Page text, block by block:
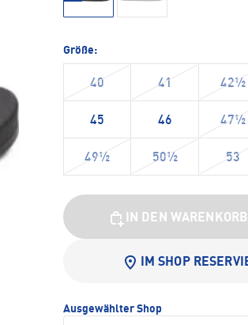
Größe:
40 41 42½
45 46 47½
49½ 50½ 53
IN DEN WARENKORB
IM SHOP
Ausgewählter Shop